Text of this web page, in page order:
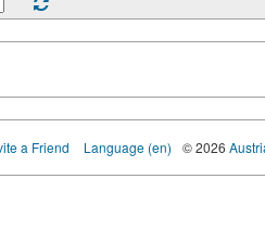
a Friend Language (en) © 2026